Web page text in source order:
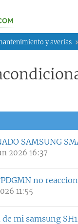
y averías
SAMSUNG
2026 16:37
no
11:55
mi samsung